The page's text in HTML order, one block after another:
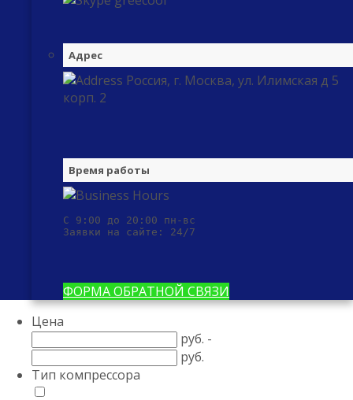
Адрес
Россия, г. Москва, ул. Илимская д 5
корп. 2
Время работы
С 9:00 до 20:00 пн-вс
Заявки на сайте: 24/7
ФОРМА ОБРАТНОЙ СВЯЗИ
Цена
руб. -
руб.
Тип компрессора